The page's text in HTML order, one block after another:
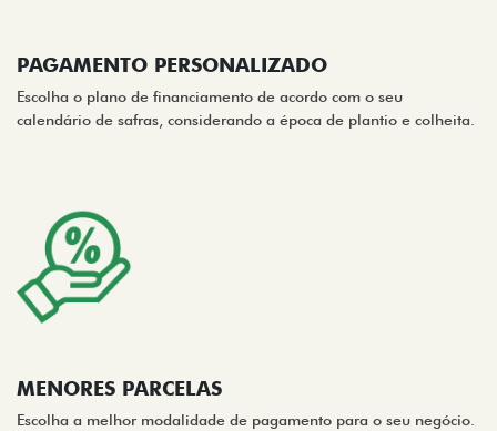
PAGAMENTO PERSONALIZADO
Escolha o plano de financiamento de acordo com o seu
calendário de safras, considerando a época de plantio e colheita.
MENORES PARCELAS
Escolha a melhor modalidade de pagamento para o seu negócio.